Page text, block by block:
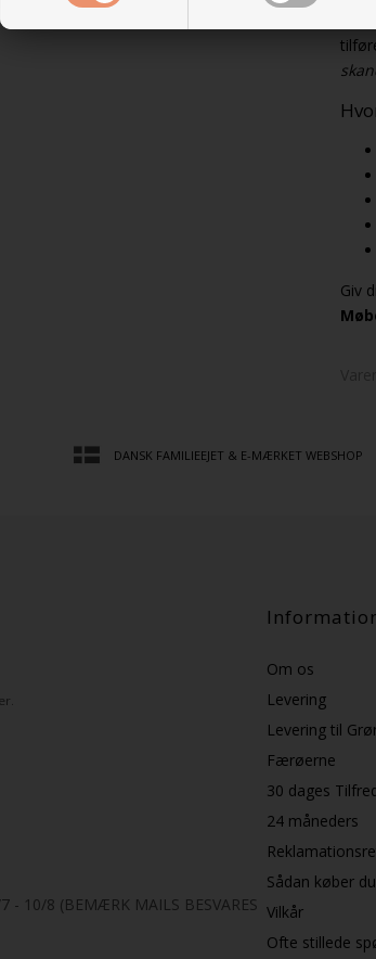
Giv
DANSK FAMILIEEJET & E-MÆRKET WEBSHOP
- 10/8 (BEMÆRK MAILS BESVARES
Om os
Levering
Levering til
Færøerne
30 dages
24 måneders
Sådan køber du
Vilkår
Ofte stillede